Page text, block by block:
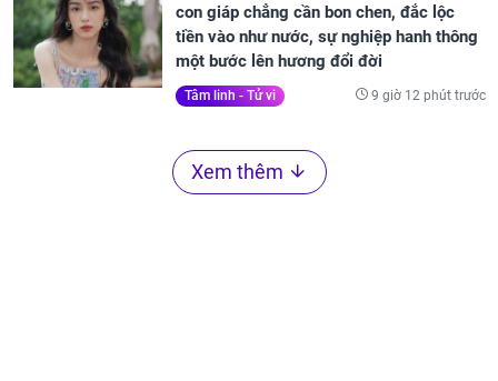
con giáp chẳng cần bon chen, đắc lộc
tiền vào như nước, sự nghiệp hanh thông
một bước lên hương đổi đời
Tâm linh - Tử vi 9 giờ 12 phút trước
Xem thêm